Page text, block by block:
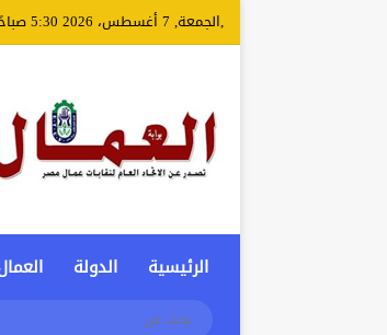
,الجمعة, 7 أغسطس، 2026 5:30 صباحًا
الرئيسية الدولة